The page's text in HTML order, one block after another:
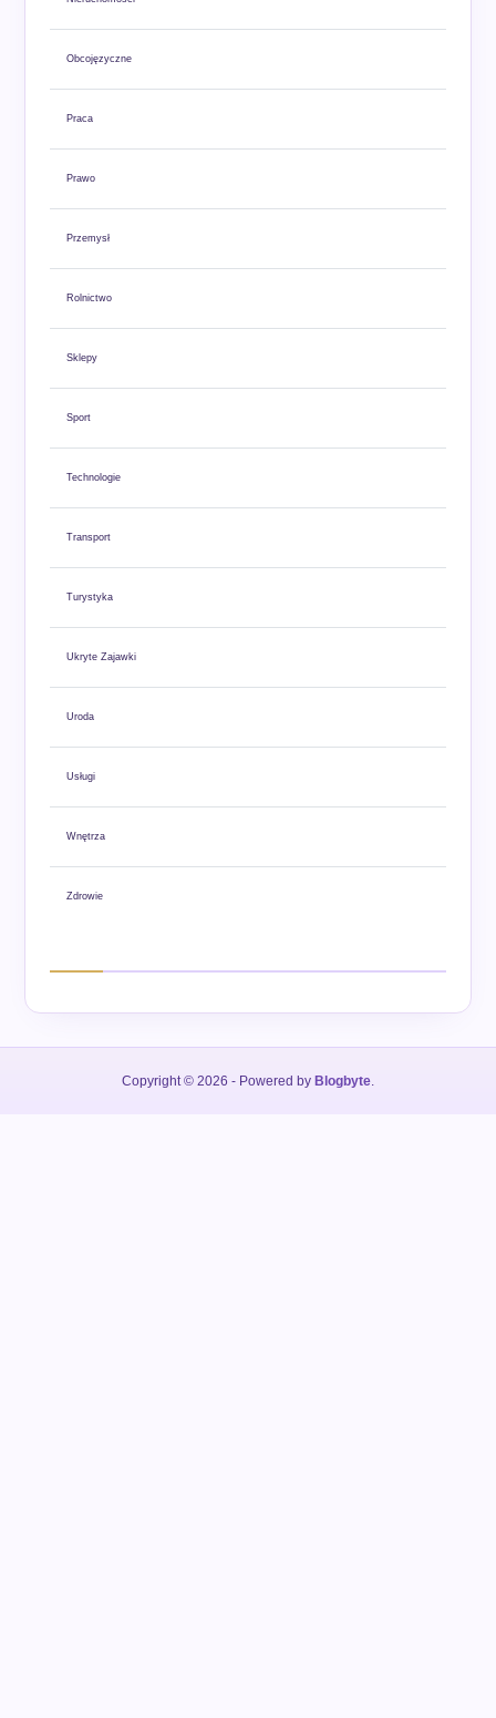
Obcojęzyczne
Praca
Prawo
Przemysł
Rolnictwo
Sklepy
Sport
Technologie
Transport
Turystyka
Ukryte Zajawki
Uroda
Usługi
Wnętrza
Zdrowie
Copyright © 2026 - Powered by Blogbyte.